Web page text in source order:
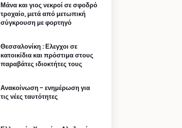
Μάνα και γιος νεκροί σε σφοδρό
τροχαίο, μετά από μετωπική
σύγκρουση με φορτηγό
Θεσσαλονίκη : Ελεγχοι σε
κατοικίδια και πρόστιμα στους
παραβάτες ιδιοκτήτες τους
Ανακοίνωση - ενημέρωση για
τις νέες ταυτότητες